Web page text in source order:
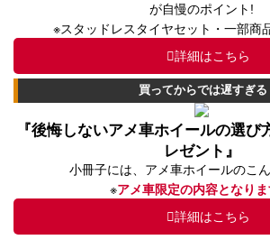
が自慢のポイント!
※スタッドレスタイヤセット・一部商
詳細はこちら
買ってからでは遅すぎる
『後悔しないアメ車ホイールの選び
レゼント』
小冊子には、アメ車ホイールのこ
※アメ車限定の内容となりま
詳細はこちら